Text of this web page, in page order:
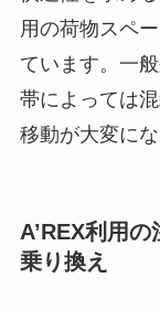
用の荷物スペ
ています。一
帯によっては
移動が大変に
A’REX利用
乗り換え